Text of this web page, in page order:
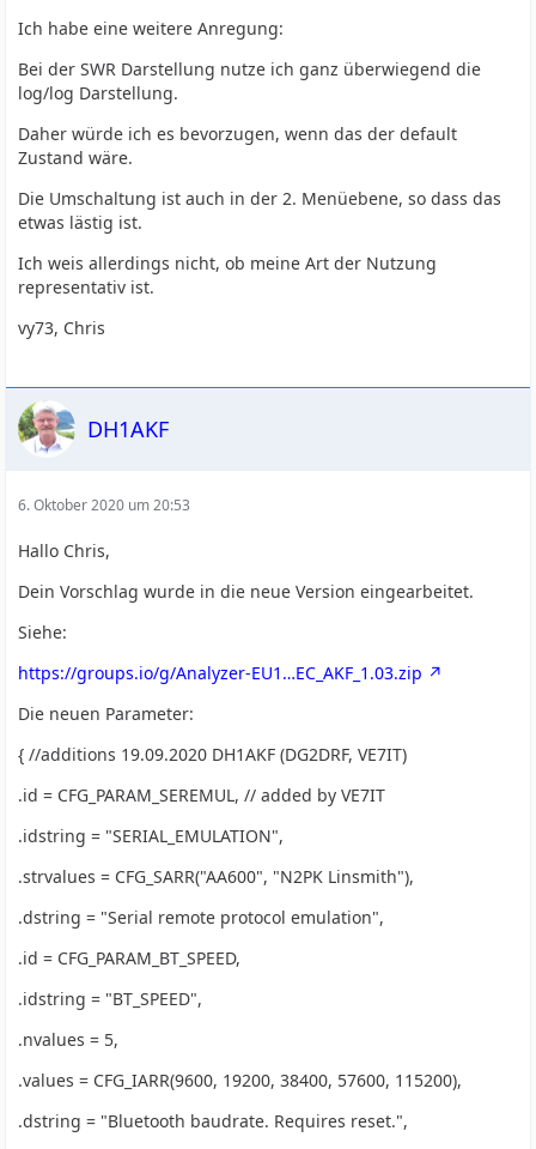
Ich habe eine weitere Anregung:
Bei der SWR Darstellung nutze ich ganz überwiegend die
log/log Darstellung.
Daher würde ich es bevorzugen, wenn das der default
Zustand wäre.
Die Umschaltung ist auch in der 2. Menüebene, so dass das
etwas lästig ist.
Ich weis allerdings nicht, ob meine Art der Nutzung
representativ ist.
vy73, Chris
DH1AKF
6. Oktober 2020 um 20:53
Hallo Chris,
Dein Vorschlag wurde in die neue Version eingearbeitet.
Siehe:
https://groups.io/g/Analyzer-EU1…EC_AKF_1.03.zip
Die neuen Parameter:
{ //additions 19.09.2020 DH1AKF (DG2DRF, VE7IT)
.id = CFG_PARAM_SEREMUL, // added by VE7IT
.idstring = "SERIAL_EMULATION",
.strvalues = CFG_SARR("AA600", "N2PK Linsmith"),
.dstring = "Serial remote protocol emulation",
.id = CFG_PARAM_BT_SPEED,
.idstring = "BT_SPEED",
.nvalues = 5,
.values = CFG_IARR(9600, 19200, 38400, 57600, 115200),
.dstring = "Bluetooth baudrate. Requires reset.",